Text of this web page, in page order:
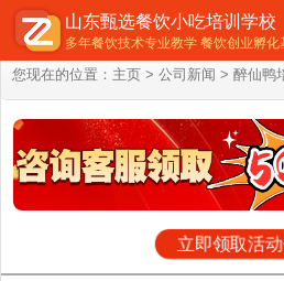
您现在的位置： 主页 > 公司新闻 > 醉仙鸭
品装盘，学完即可独立操作
立即领取活
山东甄选餐饮小吃培训学校
多年餐饮技术专业教学 餐饮创业孵化